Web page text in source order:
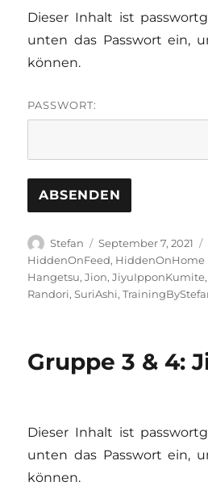
Dieser Inhalt ist
unten das Passwort ein,
können.
PASSWORT:
Autor
Stefan
Veröffentlicht
am
September 7, 2021
HiddenOnFeed, HiddenOnHome
Hangetsu,Jion,JiyuIpponKumite,
Randori,SuriAshi,
Gruppe 3 & 4:
Dieser Inhalt ist
unten das Passwort ein,
können.